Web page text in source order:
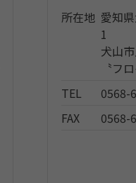
所在地 愛知
1
犬山
〝フ
TEL
0568-
FAX
0568-